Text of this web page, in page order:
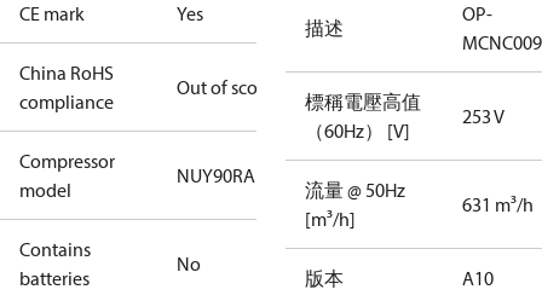
CE mark Yes
China RoHS
compliance
Out of scope
Compressor
model
NUY90RAb
Contains
batteries
No
描述
OP-
標稱電壓高值
（60Hz） [V]
253 V
流量 @ 50Hz
[m³/h]
631 m³/h
版本 A10